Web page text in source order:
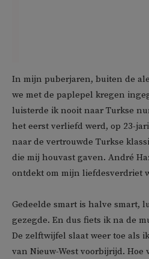
In mijn puberjaren, buiten de
we met de paplepel kregen
luisterde ik nooit naar Turkse
het eerst verliefd werd, op 23-
naar de vertrouwde Turkse
die mij houvast gaven. André
ontdekt om mijn liefdesverdriet
Gedeelde smart is halve smart,
gezegde. En dus fiets ik na de
De zelftwijfel slaat weer toe als
van Nieuw-West voorbijrijd. Hoe